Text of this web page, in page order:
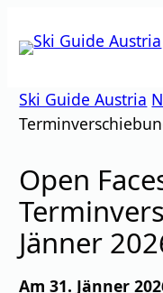
Inhalt
Ski Guide Austria
Open
Jänner
Am 31. Jänner